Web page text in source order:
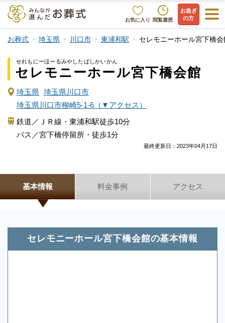
お気に入り 閲覧履歴
お急ぎ
の方
お葬式 埼玉県 川口市 東浦和駅 セレモニーホール宮下橋会
せれもにーほーるみやしたばしかいかん
セレモニーホール宮下橋会館
埼玉県 埼玉県川口市
埼玉県川口市柳崎5-1-6（▼アクセス）
鉄道／ＪＲ線・東浦和駅徒歩10分
バス／宮下橋停留所・徒歩1分
最終更新日： 2023年04月17日
基本情報 料金事例 アクセス
セレモニーホール宮下橋会館の基本情報